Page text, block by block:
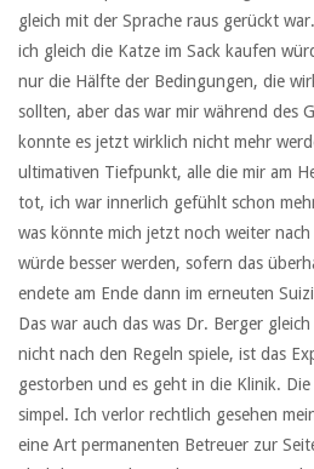
gleich mit der Sprache raus gerückt
ich gleich die Katze im Sack kaufen
nur die Hälfte der Bedingungen, die
sollten, aber das war mir während des
konnte es jetzt wirklich nicht mehr
ultimativen Tiefpunkt, alle die mir am
tot, ich war innerlich gefühlt schon
was könnte mich jetzt noch weiter
würde besser werden, sofern das
endete am Ende dann im erneuten
Das war auch das was Dr. Berger
nicht nach den Regeln spiele, ist das
gestorben und es geht in die Klinik.
simpel. Ich verlor rechtlich gesehen
eine Art permanenten Betreuer zur